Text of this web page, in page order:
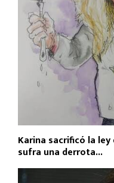
Karina sacrificó la
sufra una derrota...